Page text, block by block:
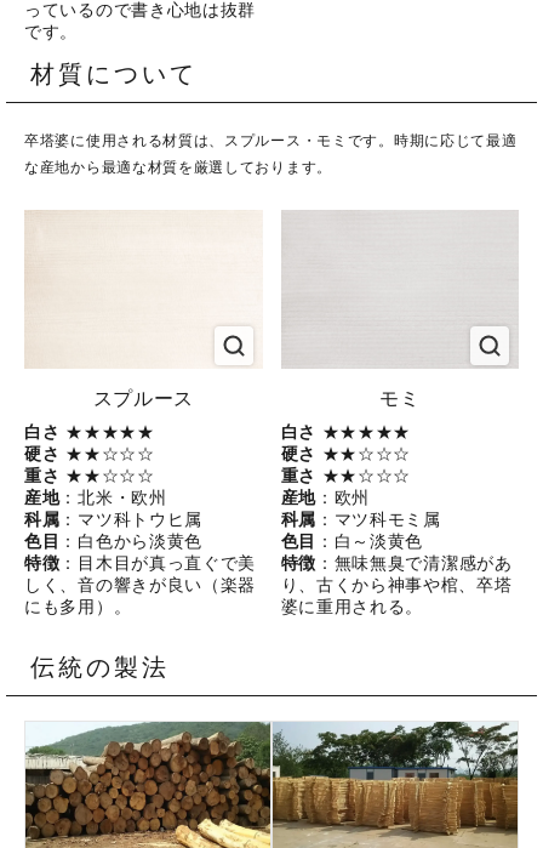
っているので書き心地は抜群
です。
材質について
卒塔婆に使用される材質は、スプルース・モミです。時期に応じて最適
な産地から最適な材質を厳選しております。
スプルース
白さ ★★★★★
硬さ ★★☆☆☆
重さ ★★☆☆☆
産地：北米・欧州
科属 ：マツ科トウヒ属
色目 ：白色から淡黄色
特徴 ：目木目が真っ直ぐで美
しく、音の響きが良い（楽器
にも多用）。
モミ
白さ ★★★★★
硬さ ★★☆☆☆
重さ ★★☆☆☆
産地：欧州
科属 ：マツ科モミ属
色目
：白～淡黄色
特徴 ：無味無臭で清潔感があ
り、古くから神事や棺、卒塔
婆に重用される。
伝統の製法